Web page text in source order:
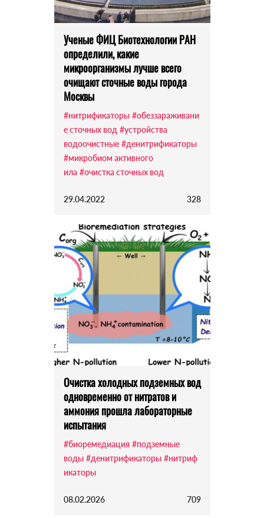
Ученые ФИЦ Биотехнологии РАН
определили, какие
микроорганизмы лучше всего
очищают сточные воды города
Москвы
#нитрификаторы #обеззараживани
е сточных вод #устройства
водоочистные #денитрификаторы
#микробиом активного
ила #очистка сточных вод
29.04.2022 328
Очистка холодных подземных вод
одновременно от нитратов и
аммония прошла лабораторные
испытания
#биоремедиация #подземные
воды #денитрификаторы #нитриф
икаторы
08.02.2026 709